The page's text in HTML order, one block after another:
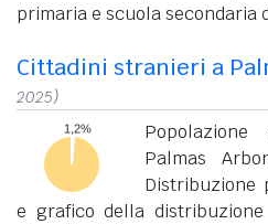
primaria e scuola secondaria
Cittadini stranieri a
2025)
Palmas
Distribuzione
e grafico della